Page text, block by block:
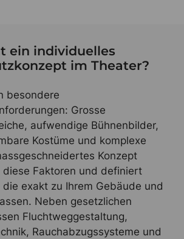
ein individuelles
im Theater?
besondere
Grosse
aufwendige Bühnenbilder,
Kostüme und komplexe
Konzept
Faktoren und definiert
die exakt zu Ihrem Gebäude und
Neben gesetzlichen
Fluchtweggestaltung,
Rauchabzugssysteme und